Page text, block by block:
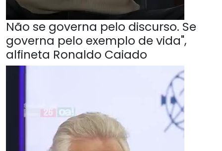
Não se governa pelo discurso. Se
governa pelo exemplo de vida",
alfineta Ronaldo Caiado